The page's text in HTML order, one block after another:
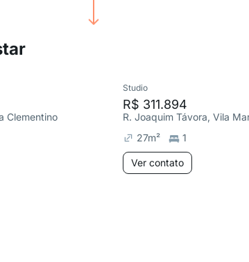
Clementino
Studio
R$ 311.894
R. Joaquim Távora, Vila
27m² 1
Ver contato